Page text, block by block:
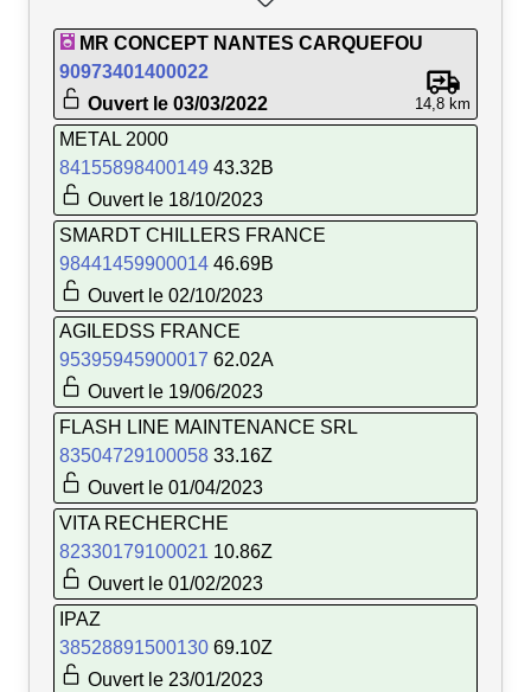
MR CONCEPT NANTES CARQUEFOU
90973401400022
Ouvert le 03/03/2022
14,8 km
METAL 2000
84155898400149 43.32B
Ouvert le 18/10/2023
SMARDT CHILLERS FRANCE
98441459900014 46.69B
Ouvert le 02/10/2023
AGILEDSS FRANCE
95395945900017 62.02A
Ouvert le 19/06/2023
FLASH LINE MAINTENANCE SRL
83504729100058 33.16Z
Ouvert le 01/04/2023
VITA RECHERCHE
82330179100021 10.86Z
Ouvert le 01/02/2023
IPAZ
38528891500130 69.10Z
Ouvert le 23/01/2023